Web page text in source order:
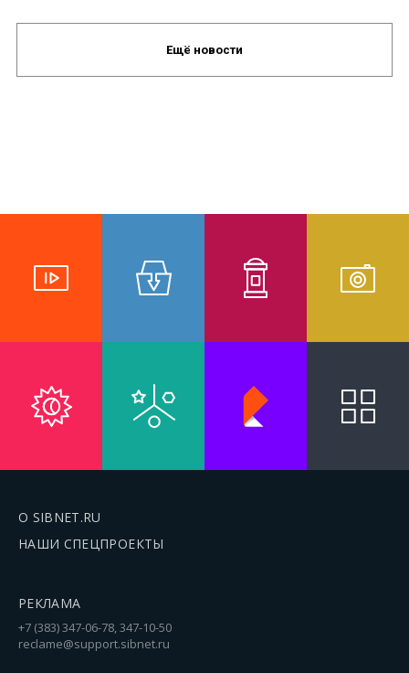
Ещё новости
О SIBNET.RU
НАШИ СПЕЦПРОЕКТЫ
РЕКЛАМА
+7 (383) 347-06-78, 347-10-50
reclame@support.sibnet.ru